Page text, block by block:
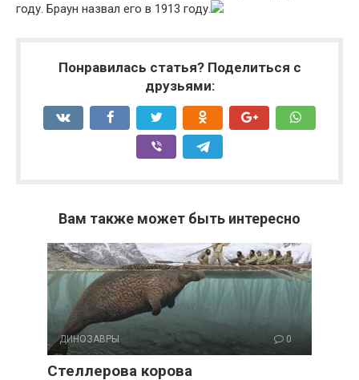
году. Браун назвал его в 1913 году.
Понравилась статья? Поделиться с
друзьями:
Вам также может быть интересно
ДИНОЗАВРЫ 0
Стеллерова корова